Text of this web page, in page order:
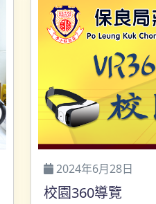
2024年6月28日
校園360導覽